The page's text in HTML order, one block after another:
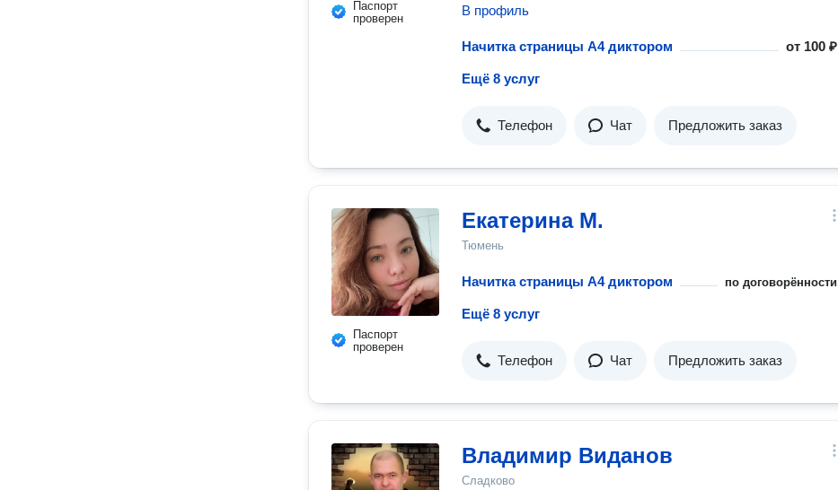
Паспорт
проверен
В профиль
Начитка страницы A4 диктором от 100 ₽
Ещё 8 услуг
Телефон Чат Предложить заказ
Паспорт
проверен
Екатерина М.
Тюмень
Начитка страницы A4 диктором по договорённости
Ещё 8 услуг
Телефон Чат Предложить заказ
Владимир Виданов
Сладково